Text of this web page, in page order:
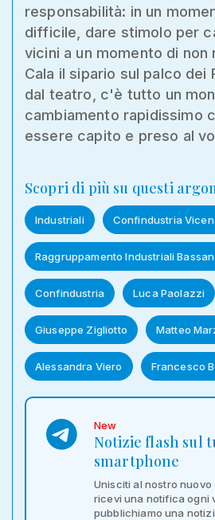
responsabilità: in un
difficile, dare stimolo per
vicini a un momento di non
Cala il sipario sul palco dei
dal teatro, c'è tutto un
cambiamento rapidissimo
essere capito e preso al
Scopri di più su questi
Industriali Confindustria
Raggruppamento Industriali
Confindustria Luca Paolazzi
Giuseppe Zigliotto Matteo
Alessandra Viero Francesco
New
Notizie flash sul
smartphone
Unisciti al nostro nuovo
ricevi una notifica ogni
pubblichiamo una